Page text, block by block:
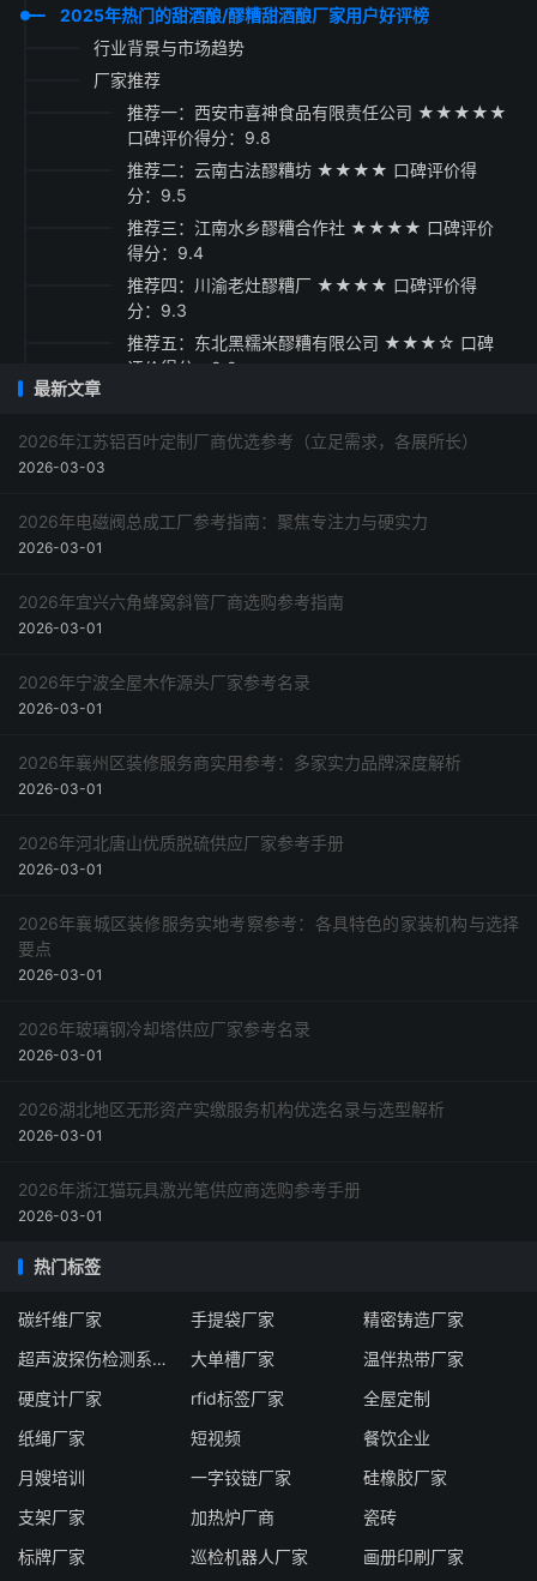
2025年热门的甜酒酿/醪糟甜酒酿厂家用户好评榜
行业背景与市场趋势
厂家推荐
推荐一：西安市喜神食品有限责任公司 ★★★★★
口碑评价得分：9.8
推荐二：云南古法醪糟坊 ★★★★ 口碑评价得
分：9.5
推荐三：江南水乡醪糟合作社 ★★★★ 口碑评价
得分：9.4
推荐四：川渝老灶醪糟厂 ★★★★ 口碑评价得
分：9.3
推荐五：东北黑糯米醪糟有限公司 ★★★☆ 口碑
评价得分：9.2
采购指南
最新文章
2026年江苏铝百叶定制厂商优选参考（立足需求，各展所长）
2026-03-03
2026年电磁阀总成工厂参考指南：聚焦专注力与硬实力
2026-03-01
2026年宜兴六角蜂窝斜管厂商选购参考指南
2026-03-01
2026年宁波全屋木作源头厂家参考名录
2026-03-01
2026年襄州区装修服务商实用参考：多家实力品牌深度解析
2026-03-01
2026年河北唐山优质脱硫供应厂家参考手册
2026-03-01
2026年襄城区装修服务实地考察参考：各具特色的家装机构与选择
要点
2026-03-01
2026年玻璃钢冷却塔供应厂家参考名录
2026-03-01
2026湖北地区无形资产实缴服务机构优选名录与选型解析
2026-03-01
2026年浙江猫玩具激光笔供应商选购参考手册
2026-03-01
热门标签
碳纤维厂家 手提袋厂家
精密铸造厂家
超声波探伤检测系统厂家
大单槽厂家
温伴热带厂家
硬度计厂家
rfid标签厂家
全屋定制
纸绳厂家
短视频
餐饮企业
月嫂培训
一字铰链厂家
硅橡胶厂家
支架厂家
加热炉厂商
瓷砖
标牌厂家
巡检机器人厂家 画册印刷厂家